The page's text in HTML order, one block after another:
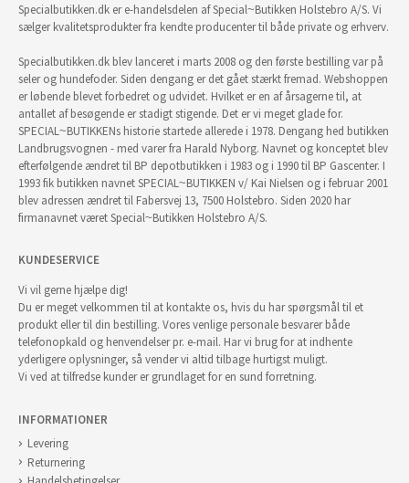
Specialbutikken.dk er e-handelsdelen af Special~Butikken Holstebro A/S. Vi
sælger kvalitetsprodukter fra kendte producenter til både private og erhverv.
Specialbutikken.dk blev lanceret i marts 2008 og den første bestilling var på
seler og hundefoder. Siden dengang er det gået stærkt fremad. Webshoppen
er løbende blevet forbedret og udvidet. Hvilket er en af årsagerne til, at
antallet af besøgende er stadigt stigende. Det er vi meget glade for.
SPECIAL~BUTIKKENs historie startede allerede i 1978. Dengang hed butikken
Landbrugsvognen - med varer fra Harald Nyborg. Navnet og konceptet blev
efterfølgende ændret til BP depotbutikken i 1983 og i 1990 til BP Gascenter. I
1993 fik butikken navnet SPECIAL~BUTIKKEN v/ Kai Nielsen og i februar 2001
blev adressen ændret til Fabersvej 13, 7500 Holstebro. Siden 2020 har
firmanavnet været Special~Butikken Holstebro A/S.
KUNDESERVICE
Vi vil gerne hjælpe dig!
Du er meget velkommen til at kontakte os, hvis du har spørgsmål til et
produkt eller til din bestilling. Vores venlige personale besvarer både
telefonopkald og henvendelser pr. e-mail. Har vi brug for at indhente
yderligere oplysninger, så vender vi altid tilbage hurtigst muligt.
Vi ved at tilfredse kunder er grundlaget for en sund forretning.
INFORMATIONER
Levering
Returnering